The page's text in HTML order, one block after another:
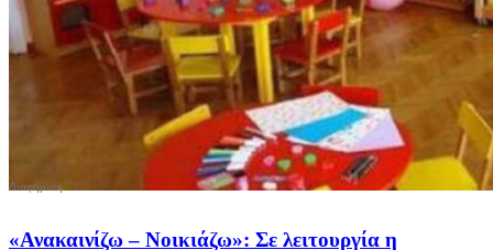
«Ανακαινίζω – Νοικιάζω»: Σε λειτουργία η